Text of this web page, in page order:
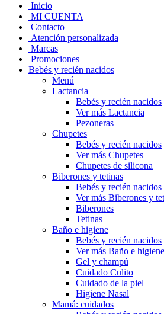
Inicio
MI CUENTA
Contacto
Atención personalizada
Marcas
Promociones
Bebés y recién nacidos
Menú
Lactancia
Bebés y recién nacidos
Ver más Lactancia
Pezoneras
Chupetes
Bebés y recién nacidos
Ver más Chupetes
Chupetes de silicona
Biberones y tetinas
Bebés y recién nacidos
Ver más Biberones y
Biberones
Tetinas
Baño e higiene
Bebés y recién nacidos
Ver más Baño e higiene
Gel y champú
Cuidado Culito
Cuidado de la piel
Higiene Nasal
Mamá: cuidados